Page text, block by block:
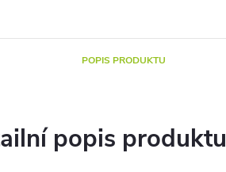
POPIS PRODUKTU
popis produktu